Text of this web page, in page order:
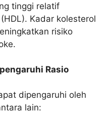
tinggi relatif
Kadar kolesterol
risiko
Rasio
dipengaruhi oleh
lain: